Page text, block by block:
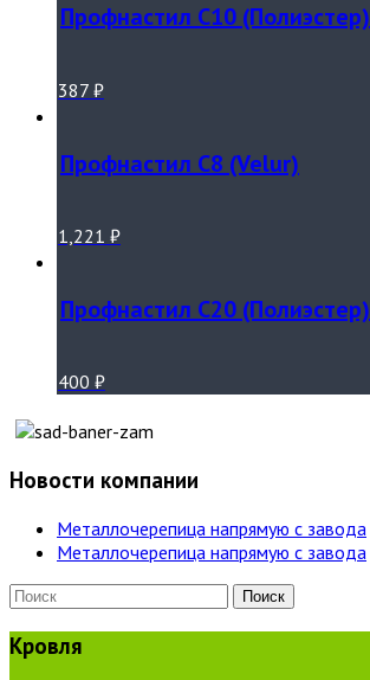
Профнастил С10 (Полиэстер)
387 ₽
Профнастил С8 (Velur)
1,221 ₽
Профнастил С20 (Полиэстер)
400 ₽
Новости компании
Металлочерепица напрямую с завода
Металлочерепица напрямую с завода
Кровля